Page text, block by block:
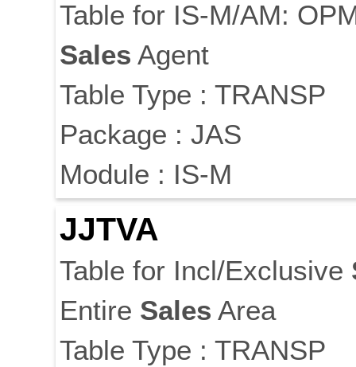
Table for IS-M/AM:
Sales Agent
Table Type : TRANSP
Package : JAS
Module : IS-M
JJTVA
Table for Incl/Exclusive
Entire Sales Area
Table Type : TRANSP